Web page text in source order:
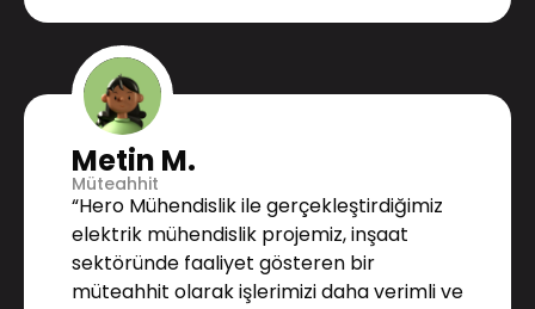
Metin M.
Müteahhit
“Hero Mühendislik ile gerçekleştirdiğimiz
elektrik mühendislik projemiz, inşaat
sektöründe faaliyet gösteren bir
müteahhit olarak işlerimizi daha verimli ve